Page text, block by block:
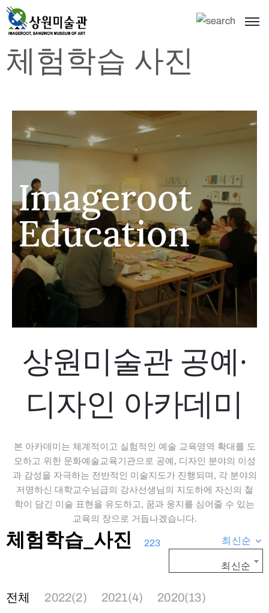
체험학습 사진
Imageroot
Education
상원미술관 공예·
디자인 아카데미
본 아카데미는 체계적이고 실험적인 예술 교육영역 확대를 도
모하고 위한 문화예술교육기관으로 공예, 디자인 분야의 이성
과 감성을 자극하는 전반적인 미술지도가 진행되며, 각 분야의
저명하신 대학교수님급의 강사선생님의 지도하에 자신의 철
학이 담긴 미술 표현을 유도하고, 꿈과 웅지를 심어줄 수 있는
교육의 장으로 거듭나겠습니다.
체험학습_사진 223 최신순
최신순
전체 2022(2) 2021(4)
2020(13)